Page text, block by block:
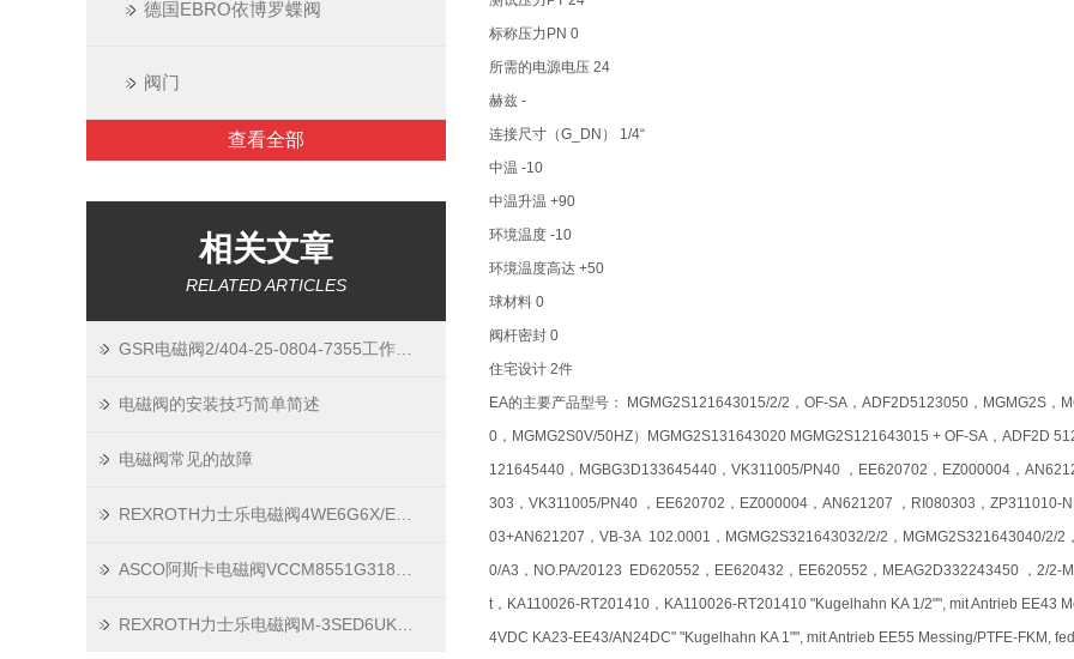
德国EBRO依博罗蝶阀
阀门
查看全部
相关文章
RELATED ARTICLES
电磁阀的安装技巧简单简述
电磁阀常见的故障
标称压力PN 0
所需的电源电压 24
赫兹 -
连接尺寸（G_DN） 1/4“
中温 -10
中温升温 +90
环境温度 -10
环境温度高达 +50
球材料 0
阀杆密封 0
住宅设计 2件
EA的主要产品型号： MGMG2S121643015/2/2，OF-SA，ADF2D5123050，MGMG2S
0，MGMG2S0V/50HZ）MGMG2S131643020 MGMG2S121643015 + OF-SA，ADF2D
121645440，MGBG3D133645440，VK311005/PN40 ，EE620702，EZ000004，
303，VK311005/PN40 ，EE620702，EZ000004，AN621207 ，RI080303，
03+AN621207，VB-3A 102.0001，MGMG2S321643032/2/2，MGMG2S321643040/2/
0/A3，NO.PA/20123 ED620552，EE620432，EE620552，MEAG2D332243450 ，2/2-
t，KA110026-RT201410，KA110026-RT201410 "Kugelhahn KA 1/2"", mit Antrieb EE43
4VDC KA23-EE43/AN24DC" "Kugelhahn KA 1"", mit Antrieb EE55 Messing/PTFE-FKM,